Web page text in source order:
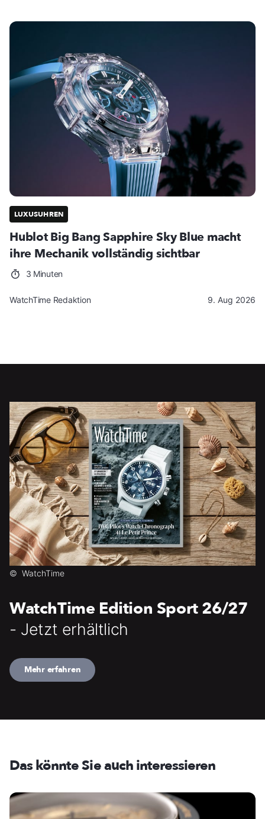
LUXUSUHREN
Hublot Big Bang Sapphire Sky Blue macht
ihre Mechanik vollständig sichtbar
3 Minuten
WatchTime Redaktion 9. Aug 2026
© WatchTime
WatchTime Edition Sport 26/27
- Jetzt erhältlich
Mehr erfahren
Das könnte Sie auch interessieren